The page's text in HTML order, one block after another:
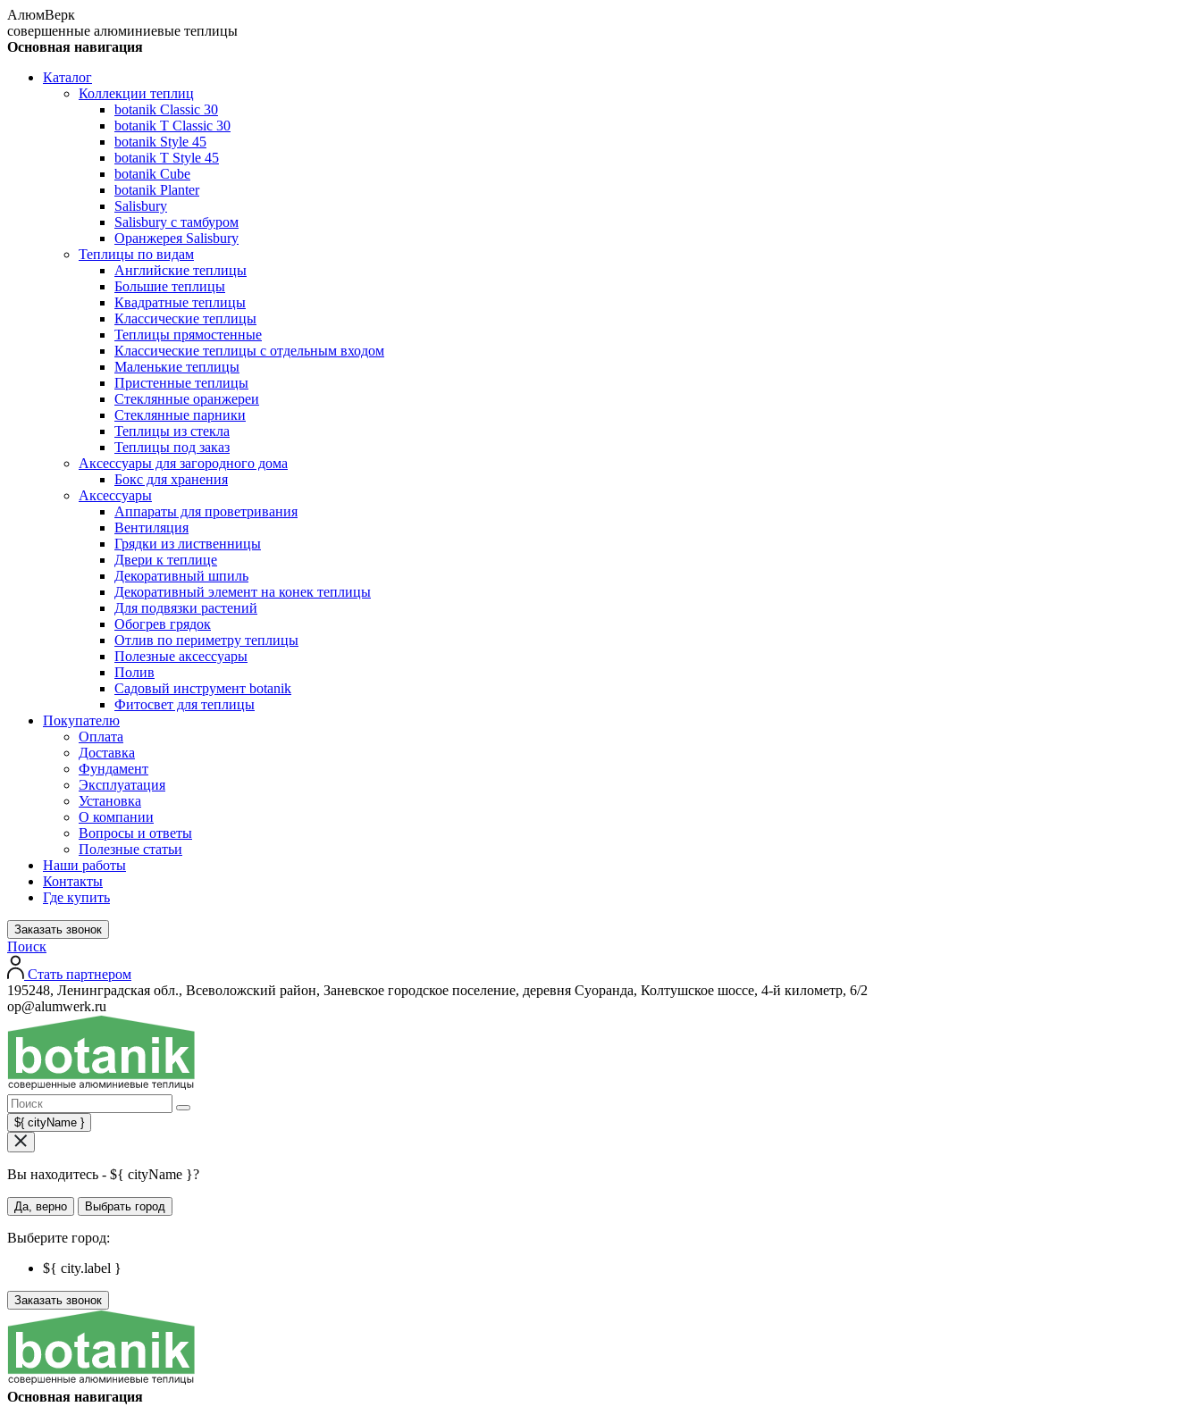
АлюмВерк
совершенные алюминиевые теплицы
Основная навигация
Каталог
Коллекции теплиц
botanik Classic 30
botanik T Classic 30
botanik Style 45
botanik Т Style 45
botanik Cube
botanik Planter
Salisbury
Salisbury с тамбуром
Оранжерея Salisbury
Теплицы по видам
Английские теплицы
Большие теплицы
Квадратные теплицы
Классические теплицы
Теплицы прямостенные
Классические теплицы с отдельным входом
Маленькие теплицы
Пристенные теплицы
Стеклянные оранжереи
Стеклянные парники
Теплицы из стекла
Теплицы под заказ
Аксессуары для загородного дома
Бокс для хранения
Аксессуары
Аппараты для проветривания
Вентиляция
Грядки из лиственницы
Двери к теплице
Декоративный шпиль
Декоративный элемент на конек теплицы
Для подвязки растений
Обогрев грядок
Отлив по периметру теплицы
Полезные аксессуары
Полив
Садовый инструмент botanik
Фитосвет для теплицы
Покупателю
Оплата
Доставка
Фундамент
Эксплуатация
Установка
О компании
Вопросы и ответы
Полезные статьи
Наши работы
Контакты
Где купить
Заказать звонок
Поиск
Стать партнером
195248, Ленинградская обл., Всеволожский район, Заневское городское поселение, деревня Суоранда, Колтушское шоссе, 4-й километр, 6/2
op@alumwerk.ru
${ cityName }
Вы находитесь - ${ cityName }?
Да, верно Выбрать город
Выберите город:
${ city.label }
Заказать звонок
Основная навигация